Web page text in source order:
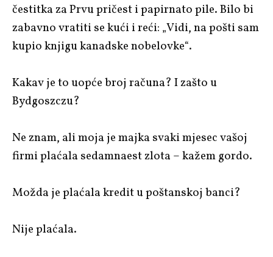
čestitka za Prvu pričest i papirnato pile. Bilo bi
zabavno vratiti se kući i reći: „Vidi, na pošti sam
kupio knjigu kanadske nobelovke“.
Kakav je to uopće broj računa? I zašto u
Bydgoszczu?
Ne znam, ali moja je majka svaki mjesec vašoj
firmi plaćala sedamnaest zlota – kažem gordo.
Možda je plaćala kredit u poštanskoj banci?
Nije plaćala.